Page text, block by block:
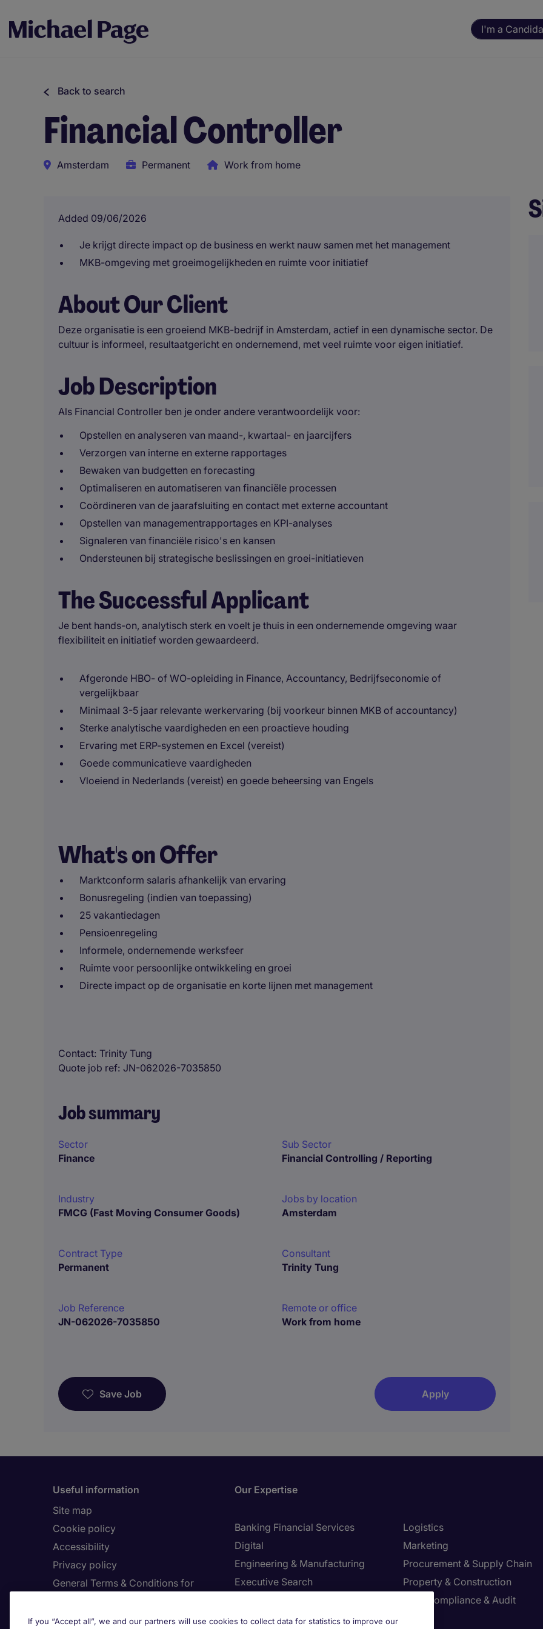
I'm a
Back to search
Financial Controller
Amsterdam Permanent Work from home
Added 09/06/2026
Je krijgt directe impact op de business en werkt nauw samen met het management
MKB-omgeving met groeimogelijkheden en ruimte voor initiatief
About Our Client
Deze organisatie is een groeiend MKB-bedrijf in Amsterdam, actief in een dynamische sector. De
cultuur is informeel, resultaatgericht en ondernemend, met veel ruimte voor eigen initiatief.
Job Description
Als Financial Controller ben je onder andere verantwoordelijk voor:
Opstellen en analyseren van maand-, kwartaal- en jaarcijfers
Verzorgen van interne en externe rapportages
Bewaken van budgetten en forecasting
Optimaliseren en automatiseren van financiële processen
Coördineren van de jaarafsluiting en contact met externe accountant
Opstellen van managementrapportages en KPI-analyses
Signaleren van financiële risico's en kansen
Ondersteunen bij strategische beslissingen en groei-initiatieven
The Successful Applicant
Je bent hands-on, analytisch sterk en voelt je thuis in een ondernemende omgeving waar
flexibiliteit en initiatief worden gewaardeerd.
Afgeronde HBO- of WO-opleiding in Finance, Accountancy, Bedrijfseconomie of
vergelijkbaar
Minimaal 3-5 jaar relevante werkervaring (bij voorkeur binnen MKB of accountancy)
Sterke analytische vaardigheden en een proactieve houding
Ervaring met ERP-systemen en Excel (vereist)
Goede communicatieve vaardigheden
Vloeiend in Nederlands (vereist) en goede beheersing van Engels
What's on Offer
Marktconform salaris afhankelijk van ervaring
Bonusregeling (indien van toepassing)
25 vakantiedagen
Pensioenregeling
Informele, ondernemende werksfeer
Ruimte voor persoonlijke ontwikkeling en groei
Directe impact op de organisatie en korte lijnen met management
Contact Trinity Tung
Quote job ref JN-062026-7035850
Job summary
Sector
Finance
Sub Sector
Financial Controlling / Reporting
Industry
FMCG (Fast Moving Consumer Goods)
Jobs by location
Amsterdam
Contract Type
Permanent
Consultant
Trinity Tung
Job Reference
JN-062026-7035850
Remote or office
Work from home
Save Job Apply
Useful information
Site map
Cookie policy
Accessibility
Privacy policy
General Terms & Conditions for
Country
Our Expertise
Banking Financial Services
Digital
Engineering & Manufacturing
Executive Search
Healthcare & Life Sciences
Logistics
Marketing
Procurement & Supply Chain
Property & Construction
Risk, Compliance & Audit
If you “Accept all”, we and our partners will use cookies to collect data for statistics to improve our